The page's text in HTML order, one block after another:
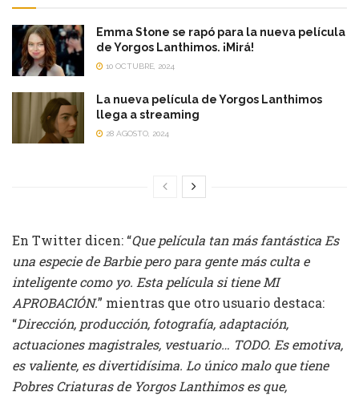
Emma Stone se rapó para la nueva película
de Yorgos Lanthimos. ¡Mirá!
10 OCTUBRE, 2024
La nueva película de Yorgos Lanthimos
llega a streaming
28 AGOSTO, 2024
En Twitter dicen: “Que película tan más fantástica Es
una especie de Barbie pero para gente más culta e
inteligente como yo. Esta película si tiene MI
APROBACIÓN.” mientras que otro usuario destaca:
“Dirección, producción, fotografía, adaptación,
actuaciones magistrales, vestuario… TODO. Es emotiva,
es valiente, es divertidísima. Lo único malo que tiene
Pobres Criaturas de Yorgos Lanthimos es que,